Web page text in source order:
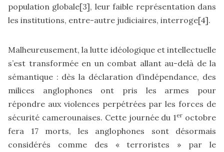
population globale[3], leur faible représentation dans
les institutions, entre-autre judiciaires, interroge[4].
Malheureusement, la lutte idéologique et intellectuelle
s’est transformée en un combat allant au-delà de la
sémantique : dès la déclaration d’indépendance, des
milices anglophones ont pris les armes pour
répondre aux violences perpétrées par les forces de
sécurité camerounaises. Cette journée du 1er octobre
fera 17 morts, les anglophones sont désormais
considérés comme des « terroristes » par le